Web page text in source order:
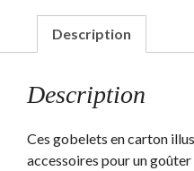
Blanc
Or
Description
Description
Ces gobelets en carton
accessoires pour un goûter